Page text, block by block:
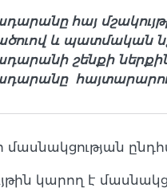
հայ
և պատմական
շենքի
հայտարարում
մասնակցության
կարող է